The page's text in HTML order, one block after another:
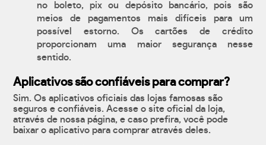
no boleto, pix ou depósito bancário, pois são
meios de pagamentos mais difíceis para um
possível estorno. Os cartões de crédito
proporcionam uma maior segurança nesse
sentido.
Aplicativos são confiáveis para comprar?
Sim. Os aplicativos oficiais das lojas famosas são
seguros e confiáveis. Acesse o site oficial da loja,
através de nossa página, e caso prefira, você pode
baixar o aplicativo para comprar através deles.